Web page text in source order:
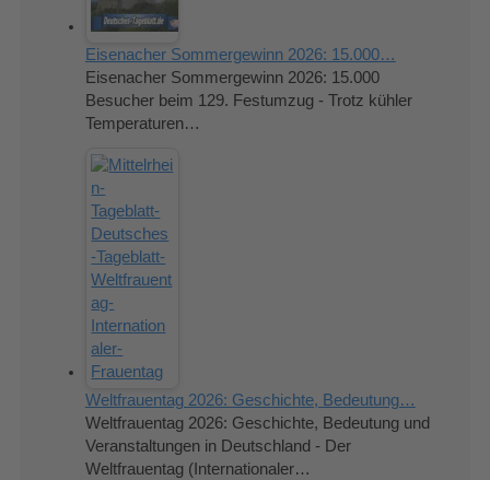
Eisenacher Sommergewinn 2026: 15.000…
Eisenacher Sommergewinn 2026: 15.000
Besucher beim 129. Festumzug - Trotz kühler
Temperaturen…
Weltfrauentag 2026: Geschichte, Bedeutung…
Weltfrauentag 2026: Geschichte, Bedeutung und
Veranstaltungen in Deutschland - Der
Weltfrauentag (Internationaler…